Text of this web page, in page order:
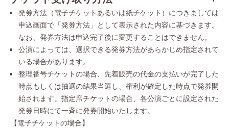
発券方法（電子チケットあるいは紙チケット）につきましては
申込画面で「発券方法」として表示された内容に基づきます。
なお、発券方法は申込完了後に変更することはできません。
公演によっては、選択できる発券方法があらかじめ指定されて
いる場合があります。
整理番号チケットの場合、先着販売の代金の支払いが完了した
時点もしくは抽選の結果当選し、権利が確定した時点で発券開
始されます。指定席チケットの場合、各公演ごとに設定された
発券日時にて一斉に発券開始いたします。
【電子チケットの場合】